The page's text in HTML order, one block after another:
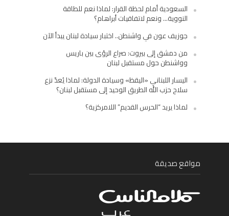
السعودية أمام لحظة القرار: لماذا نعم للطاقة
النووية… ونعم لاتفاقيات أبراهام؟
جوزيف عون في واشنطن.. اختبار سيادة لبنان يبدأ الآن
من دمشق إلى بيروت: صراع الرؤى بين باريس
وواشنطن حول مستقبل لبنان
اليسار اللبناني «اليقظ» وسيادة الدولة: لماذا يُعدّ نزع
سلاح حزب الله الطريق الوحيد إلى مستقبل لبنان؟
لماذا يريد “الحرس القديم” اللامركزية؟
مواقع صديقة